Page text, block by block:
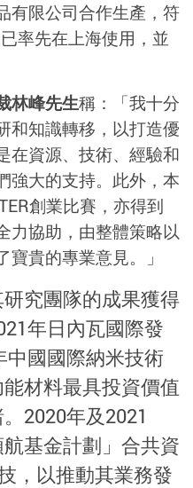
有限公司合作生產，符
率先在上海使用，並
林峰先生稱：「我十分
和知識轉移，以打造優
在資源、技術、經驗和
強大的支持。此外，本
創業比賽，亦得到
力協助，由整體策略以
貴的專業意見。」
究團隊的成果獲得
年日內瓦國際發
中國國際納米技術
材料最具投資價值
2020年及2021
基金計劃」合共資
，以推動其業務發